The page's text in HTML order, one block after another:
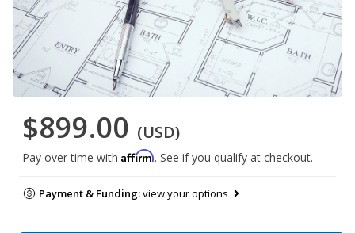
$899.00 (USD)
Pay over time with Affirm. See if you qualify at checkout.
Payment & Funding:view your options